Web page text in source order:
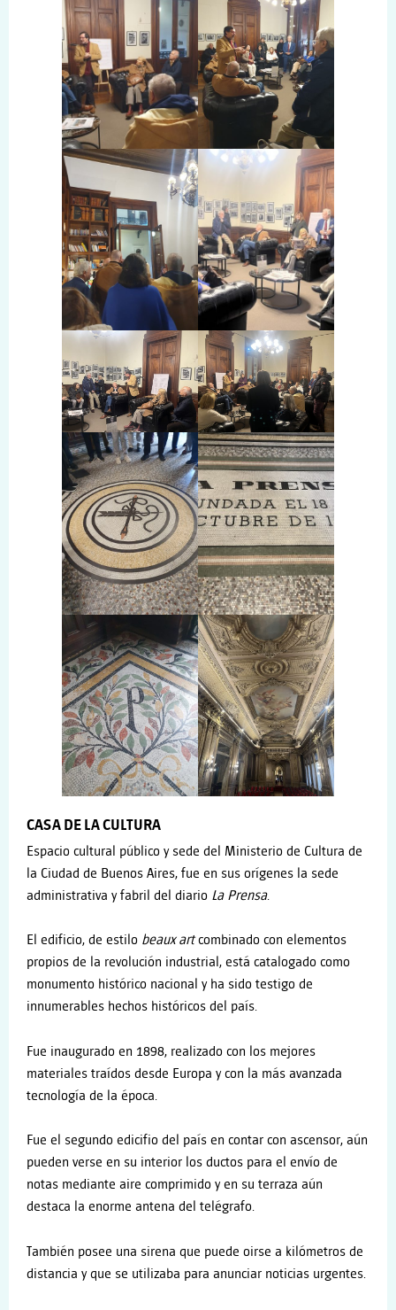
CASA DE LA CULTURA
Espacio cultural público y sede del Ministerio de Cultura de
la Ciudad de Buenos Aires, fue en sus orígenes la sede
administrativa y fabril del diario La Prensa.
El edificio, de estilo beaux artcombinado con elementos
propios de la revolución industrial, está catalogado como
monumento histórico nacional y ha sido testigo de
innumerables hechos históricos del país.
Fue inaugurado en 1898, realizado con los mejores
materiales traídos desde Europa y con la más avanzada
tecnología de la época.
Fue el segundo edicifio del país en contar con ascensor, aún
pueden verse en su interior los ductos para el envío de
notas mediante aire comprimido y en su terraza aún
destaca la enorme antena del telégrafo.
También posee una sirena que puede oirse a kilómetros de
distancia y que se utilizaba para anunciar noticias urgentes.